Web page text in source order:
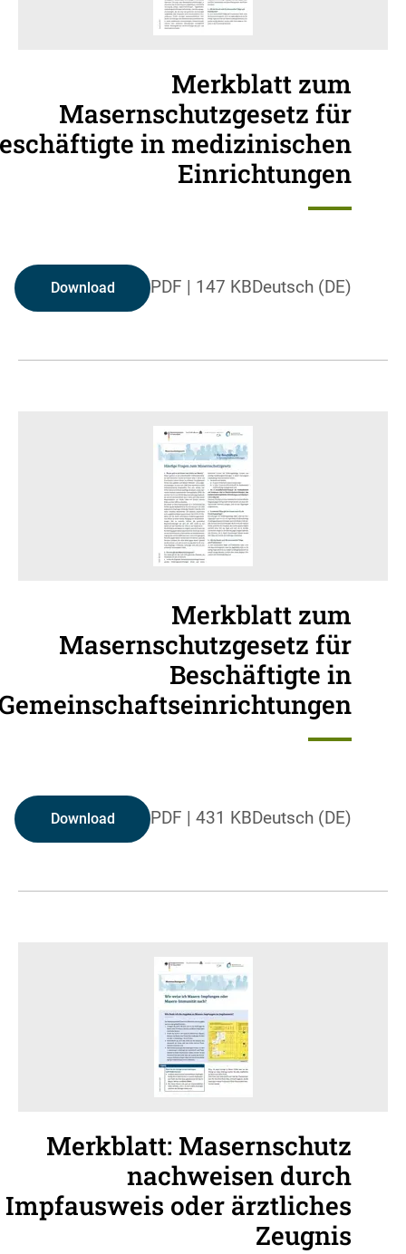
Merkblatt zum
Masernschutzgesetz für
in medizinischen
Einrichtungen
Deutsch (DE)
PDF | 147 KB
Download
Merkblatt zum
Masernschutzgesetz für
Beschäftigte in
Deutsch (DE)
PDF | 431 KB
Download
Merkblatt: Masernschutz
nachweisen durch
Impfausweis oder ärztliches
Zeugnis